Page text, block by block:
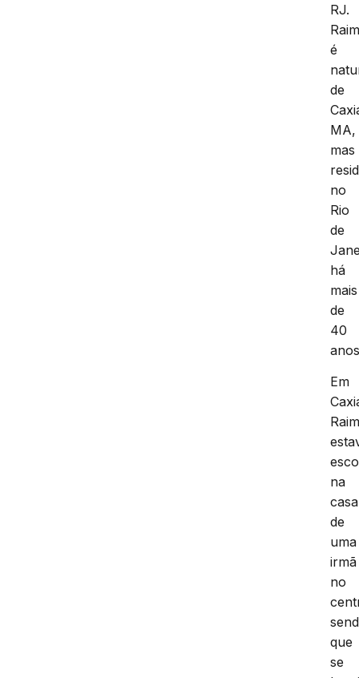
RJ.
é
de
MA,
mas
no
Rio
de
há
mais
de
40
Em
na
casa
de
uma
irmã
no
que
se